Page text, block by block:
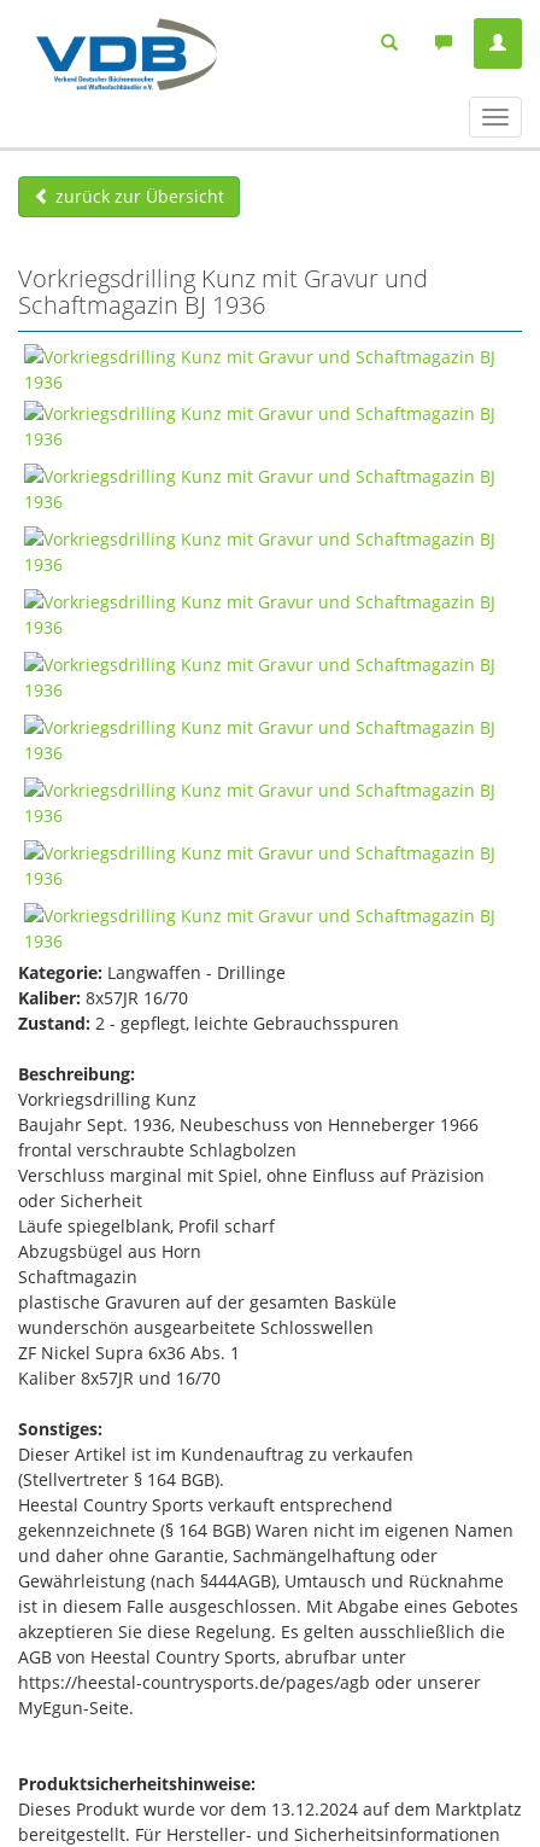
ein-/
zurück zur Übersicht
Vorkriegsdrilling Kunz mit Gravur und
Schaftmagazin BJ 1936
Kategorie: Langwaffen - Drillinge
Kaliber: 8x57JR 16/70
Zustand: 2 - gepflegt, leichte Gebrauchsspuren
Beschreibung:
Vorkriegsdrilling Kunz
Baujahr Sept. 1936, Neubeschuss von Henneberger 1966
frontal verschraubte Schlagbolzen
Verschluss marginal mit Spiel, ohne Einfluss auf Präzision
oder Sicherheit
Läufe spiegelblank, Profil scharf
Abzugsbügel aus Horn
Schaftmagazin
plastische Gravuren auf der gesamten Basküle
wunderschön ausgearbeitete Schlosswellen
ZF Nickel Supra 6x36 Abs. 1
Kaliber 8x57JR und 16/70
Sonstiges:
Dieser Artikel ist im Kundenauftrag zu verkaufen
(Stellvertreter § 164 BGB).
Heestal Country Sports verkauft entsprechend
gekennzeichnete (§ 164 BGB) Waren nicht im eigenen Namen
und daher ohne Garantie, Sachmängelhaftung oder
Gewährleistung (nach §444AGB), Umtausch und Rücknahme
ist in diesem Falle ausgeschlossen. Mit Abgabe eines Gebotes
akzeptieren Sie diese Regelung. Es gelten ausschließlich die
AGB von Heestal Country Sports, abrufbar unter
https://heestal-countrysports.de/pages/agb oder unserer
MyEgun-Seite.
Produktsicherheitshinweise:
Dieses Produkt wurde vor dem 13.12.2024 auf dem Marktplatz
bereitgestellt. Für Hersteller- und Sicherheitsinformationen